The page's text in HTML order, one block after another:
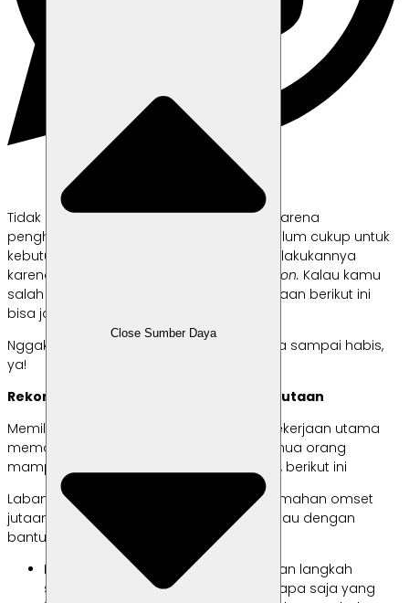
Close Sumber Daya
Tidak semua orang melakoniside hustle
karena
penghasilan dari pekerjaan utamanya belum cukup untuk
kebutuhan sehari-hari. Ada juga yang melakukannya
karena hobi atau sekedar mengejar
passion. Kalau kamu
salah satunya, usaha rumahan omset jutaan berikut ini
bisa jadi inspirasi, lho.
Nggak percaya? Yuk, baca rangkumannya sampai habis,
ya!
Rekomendasi Usaha Rumahan Omset Jutaan
Memiliki penghasilan tambahan di luar pekerjaan utama
memang menggiurkan. Namun, tidak semua orang
mampu melakukannya dengan baik. Nah, berikut ini
Labamu sudah merangkum ide usaha rumahan omset
jutaan yang bisa kamu kerjakan sendiri atau dengan
bantuan karyawan. Simak, ya!
Memulai
usaha rumahan
merupakan langkah
strategis yang sangat efektif bagi siapa saja yang